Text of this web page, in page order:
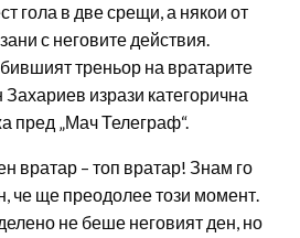
гола в две срещи, а някои от
с неговите действия.
треньор на вратарите
изрази категорична
пред „Мач Телеграф“.
вратар – топ вратар! Знам го
че ще преодолее този момент.
не беше неговият ден, но